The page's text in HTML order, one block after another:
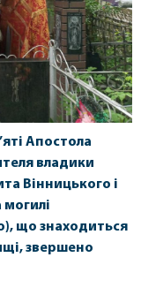
Апостола
владики
Вінницького і
що знаходиться
звершено